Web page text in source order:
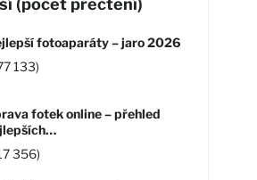
(počet přečtení)
fotoaparáty – jaro 2026
133)
fotek online – přehled
356)